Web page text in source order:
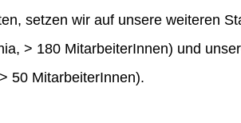
setzen wir auf unsere weiteren
> 180 MitarbeiterInnen) und
50 MitarbeiterInnen).